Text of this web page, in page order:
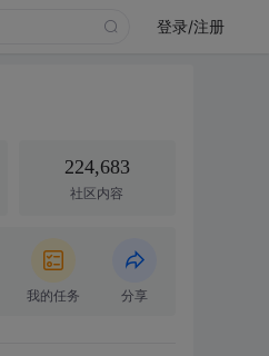
登录/注册
224,683
社区内容
我的任务 分享